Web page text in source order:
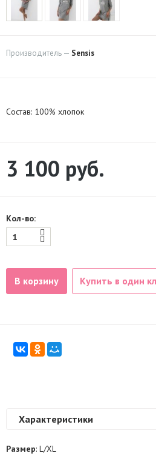
Производитель — Sensis
Состав: 100% хлопок
3 100 руб.
Кол-во:
В корзину Купить в один
Характеристики
Размер: L/XL